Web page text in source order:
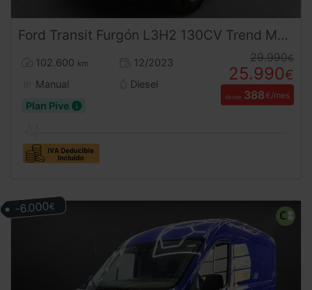
Ford Transit Furgón L3H2 130CV Trend MHEV (2023) | Gran Volumen | Etiqueta ECO | Desde 386 € al mes
102.600 km
12/2023
Manual
Diesel
Plan Pive
29.990€
25.990€
desde 388€/mes
-6.000€